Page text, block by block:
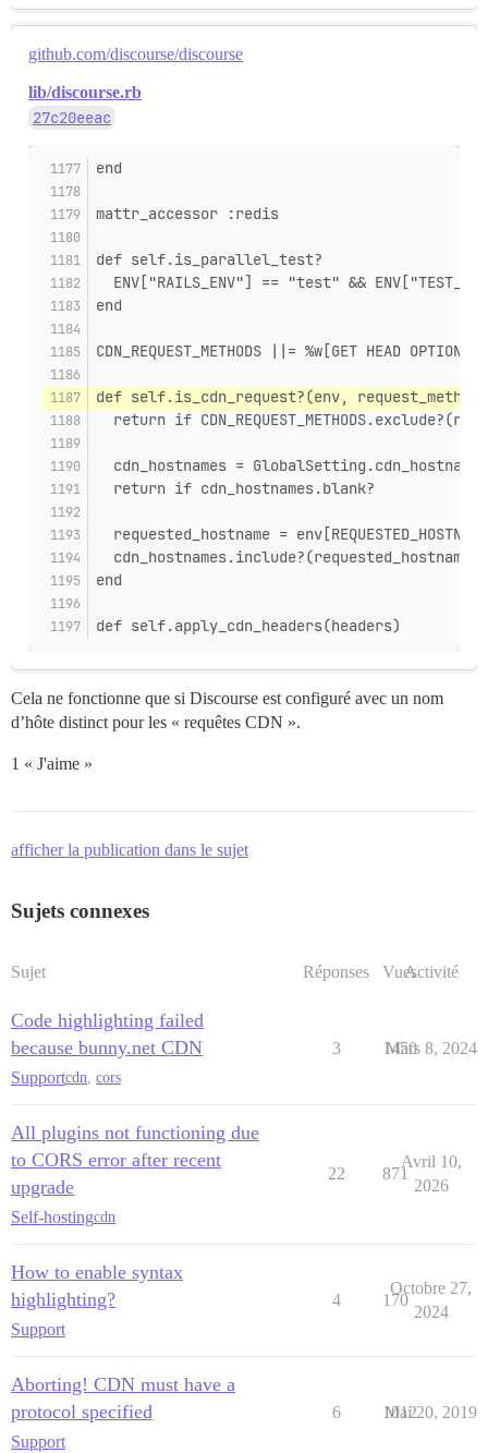
github.com/discourse/discourse
lib/discourse.rb
27c20eeac
end
mattr_accessor :redis
def self.is_parallel_test?
ENV["RAILS_ENV"] == "test" &&
end
CDN_REQUEST_METHODS ||= %w[GET HEAD OPTIONS]
def self.is_cdn_request?(env, request_method)
return if
  cdn_hostnames = GlobalSetting.cdn_hostnames
  return if cdn_hostnames.blank?
requested_hostname =
  cdn_hostnames.include?(requested_hostname)
end
def self.apply_cdn_headers(headers)
Cela ne fonctionne que si Discourse est configuré avec un nom
d’hôte distinct pour les « requêtes CDN ».
1 « J'aime »
afficher la publication dans le sujet
Sujets connexes
Sujet Réponses VuesActivité
Code highlighting failed
because bunny.net CDN
Supportcdn, cors
3 1450
Mars 8, 2024
All plugins not functioning due
to CORS error after recent
upgrade
Self-hostingcdn
22 871
Avril 10,
2026
How to enable syntax
highlighting?
Support
4 170
Octobre 27,
2024
Aborting! CDN must have a
protocol specified
Support
6 1012
Mai 20, 2019